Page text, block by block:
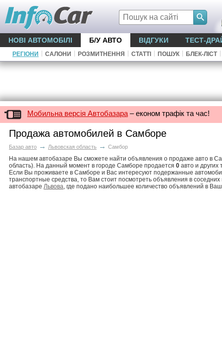
НОВІ АВТОМОБІЛІ Б/У АВТО ВІДГУКИ ТЕСТ-
РЕГІОНИ САЛОНИ РОЗМИТНЕННЯ СТАТТІ ПОШУК БЛЕК-ЛІСТ
Мобильна версія Автобазара – економ трафік та час!
Продажа автомобилей в Самборе
Базар авто → Львовская область → Самбор
На нашем автобазаре Вы сможете найти объявления о продаже авто в
область). На данный момент в городе Самборе продается 0 авто и других
Если Вы проживаете в Самборе и Вас интересуют подержанные
транспортные средства, то Вам стоит посмотреть объявления в соседних
автобазаре Львова, где подано наибольшее количество объявлений в